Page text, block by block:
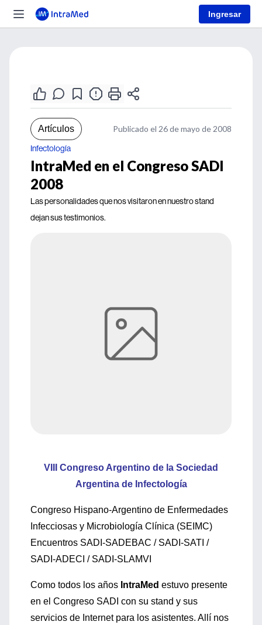
Ingresar
Artículos Publicado el 26 de mayo de 2008
Infectología
IntraMed en el Congreso SADI
2008
Las personalidades que nos visitaron en nuestro stand
dejan sus testimonios.
VIII Congreso Argentino de la Sociedad
Argentina de Infectología
Congreso Hispano-Argentino de Enfermedades
Infecciosas y Microbiología Clínica (SEIMC)
Encuentros SADI-SADEBAC / SADI-SATI /
SADI-ADECI / SADI-SLAMVI
Como todos los años IntraMed estuvo presente
en el Congreso SADI con su stand y sus
servicios de Internet para los asistentes. Allí nos